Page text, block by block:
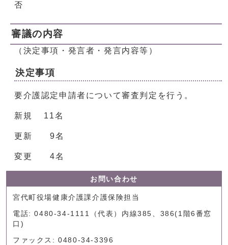
否
審議の内容
（決定事項・発言者・発言内容等）
決定事項
要介護認定申請者について審査判定を行う。
新規 11名
更新 9名
変更 4名
お問い合わせ
宮代町役場健康介護課介護保険担当
電話: 0480-34-1111（代表）内線385、386(1階6番窓
口)
ファックス: 0480-34-3396